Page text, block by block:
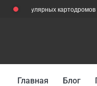
Skip
картодромов
Главная Блог